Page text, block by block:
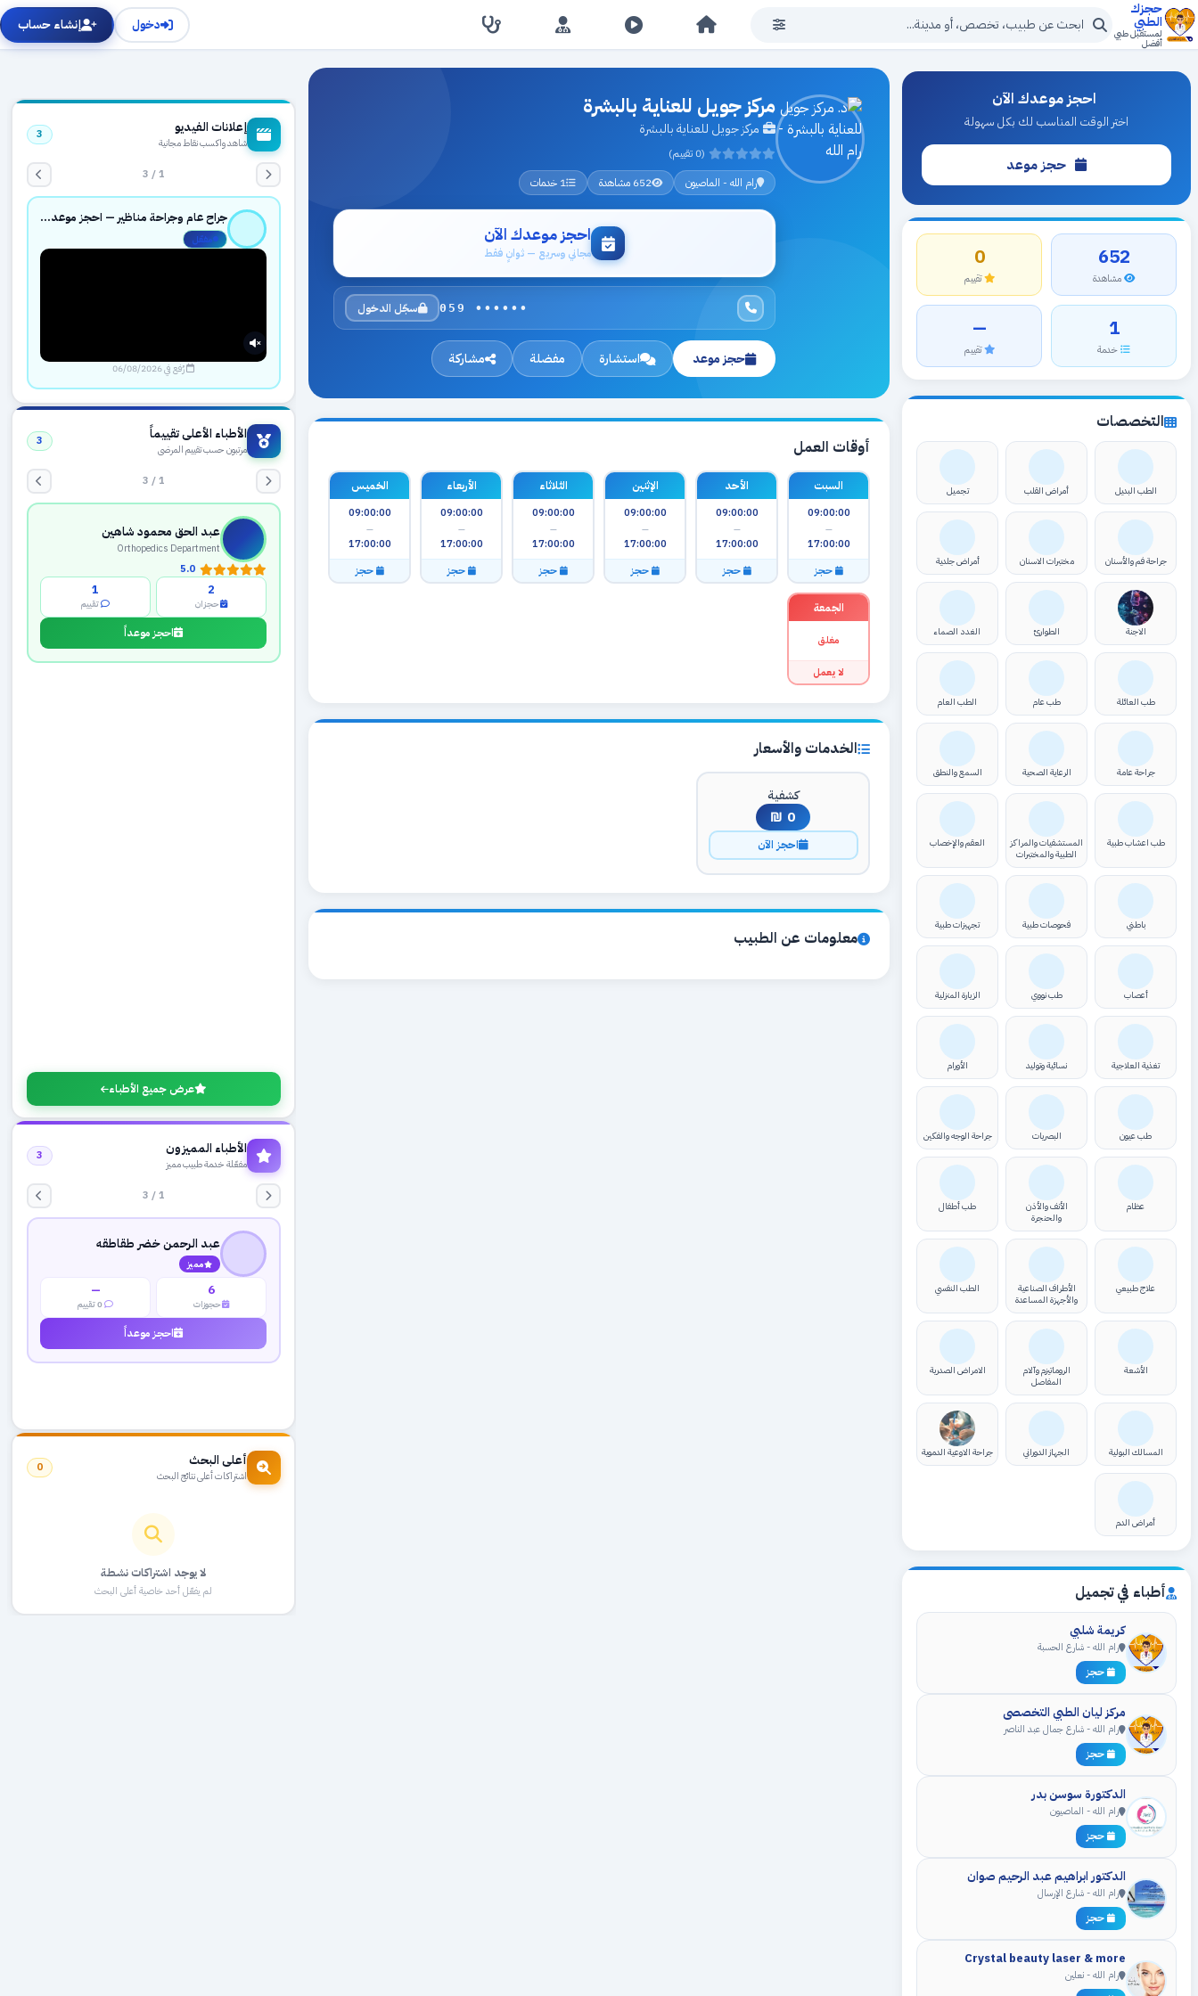
حجزك
الطبي
لمستقبل طبي
أفضل
دخول إنشاء حساب
احجز موعدك الآن
اختر الوقت المناسب لك بكل سهولة
حجز موعد
652
مشاهدة
0
تقييم
1
خدمة
—
تقييم
التخصصات
الطب البديل أمراض القلب تجميل
جراحة فم والأسنان مختبرات الاسنان أمراض جلدية
الاجنة الطوارئ الغدد الصماء
طب العائلة طب عام الطب العام
جراحة عامة الرعاية الصحية السمع والنطق
طب اعشاب طبية
المستشفيات والمراكز
الطبية والمختبرات
العقم والإخصاب
باطني فحوصات طبية تجهيزات طبية
أعصاب طب نووي الزيارة المنزلية
تغذية العلاجية نسائية وتوليد الأورام
طب عيون البصريات جراحة الوجه والفكين
عظام
الأنف والأذن
والحنجرة
طب أطفال
علاج طبيعي
الأطراف الصناعية
والأجهزة المساعدة
الطب النفسي
الأشعة
الروماتيزم وآلام
المفاصل
الامراض الصدرية
المسالك البولية الجهاز الدوراني جراحة الاوعية الدموية
أمراض الدم
أطباء في تجميل
كريمة شلبي
رام الله - شارع الحسبة
حجز
مركز ليان الطبي التخصصي
رام الله - شارع جمال عبد الناصر
حجز
الدكتورة سوسن بدر
رام الله - الماصيون
حجز
الدكتور ابراهيم عبد الرحيم صوان
رام الله - شارع الإرسال
حجز
Crystal beauty laser & more
رام الله - نعلين
مركز جويل للعناية بالبشرة
مركز جويل للعناية بالبشرة
(0 تقييم)
رام الله - الماصيون
652 مشاهدة 1 خدمات
احجز موعدك الآن
مجاني وسريع — ثوانٍ فقط
059 •••••• سجّل الدخول
حجز موعد استشارة مفضلة مشاركة
أوقات العمل
السبت
09:00:00
—
17:00:00
حجز
الأحد
09:00:00
—
17:00:00
حجز
الإثنين
09:00:00
—
17:00:00
حجز
الثلاثاء
09:00:00
—
17:00:00
حجز
الأربعاء
09:00:00
—
17:00:00
حجز
الخميس
09:00:00
—
17:00:00
حجز
الجمعة
مغلق
لا يعمل
الخدمات والأسعار
كشفية
0 ₪
احجز الآن
معلومات عن الطبيب
إعلانات الفيديو
شاهد واكسب نقاط مجانية
3
1 / 3
جراح عام وجراحة مناظير — احجز موعدك بثقة عبر حجزك الطبي
مفعّل
رُفع في 06/08/2026
الأطباء الأعلى تقييماً
مرتبون حسب تقييم المرضى
3
1 / 3
عبد الحق محمود شاهين
Orthopedics Department
5.0
2
حجزان
1
تقييم
احجز موعداً
عرض جميع الأطباء
الأطباء المميزون
مفعّلة خدمة طبيب مميز
3
1 / 3
عبد الرحمن خضر طقاطقه
مميز
6
حجوزات
—
احجز موعداً
أعلى البحث
اشتراكات أعلى نتائج البحث
0
لا يوجد اشتراكات نشطة
لم يفعّل أحد خاصية أعلى البحث